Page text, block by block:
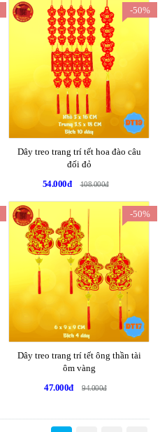
-50%
Dây treo trang trí tết hoa đào câu
đối đỏ
54.000đ
108.000đ
-50%
Dây treo trang trí tết ông thần tài
ôm vàng
47.000đ
94.000đ